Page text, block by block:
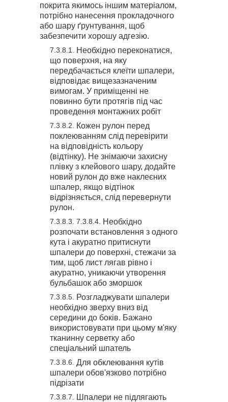
покрита якимось іншим матеріалом,
потрібно нанесення прокладочного
або шару ґрунтування, щоб
забезпечити хорошу адгезію.
Необхідно переконатися,
що поверхня, на яку
передбачається клеїти шпалери,
відповідає вищезазначеним
вимогам. У приміщенні не
повинно бути протягів під час
проведення монтажних робіт
Кожен рулон перед
поклеюванням слід перевірити
на відповідність кольору
(відтінку). Не знімаючи захисну
плівку з клейового шару, додайте
новий рулон до вже наклеєних
шпалер, якщо відтінок
відрізняється, слід перевернути
рулон.
Необхідно
розпочати встановлення з одного
кута і акуратно притиснути
шпалери до поверхні, стежачи за
тим, щоб лист лягав рівно і
акуратно, уникаючи утворення
бульбашок або зморшок
Розгладжувати шпалери
необхідно зверху вниз від
середини до боків. Бажано
використовувати при цьому м'яку
тканинну серветку або
спеціальний шпатель
Для обклеювання кутів
шпалери обов'язково потрібно
підрізати
Шпалери не підлягають